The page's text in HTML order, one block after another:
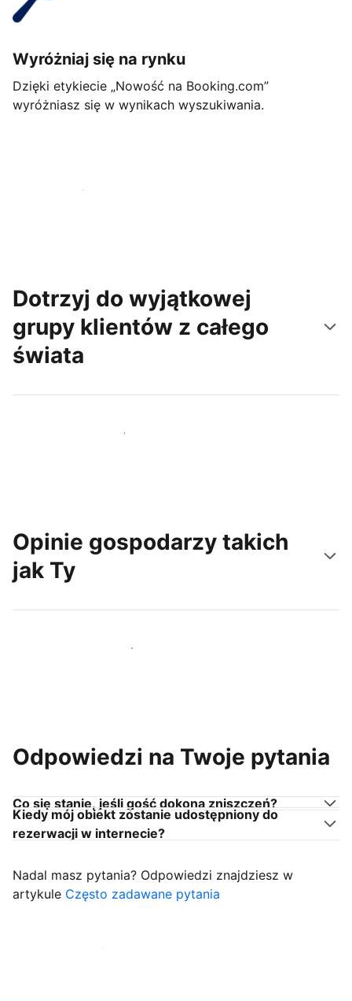
Wyróżniaj się na rynku
Dzięki etykiecie „Nowość na Booking.com”
wyróżniasz się w wynikach wyszukiwania.
Rozpocznij już dziś
Dotrzyj do wyjątkowej
grupy klientów z całego
świata
Dotrzyj do nowych gości już dziś
Opinie gospodarzy takich
jak Ty
Dołącz do gospodarzy takich jak Ty
Odpowiedzi na Twoje pytania
Co się stanie, jeśli gość dokona zniszczeń?
Kiedy mój obiekt zostanie udostępniony do
rezerwacji w internecie?
Nadal masz pytania? Odpowiedzi znajdziesz w
artykule Często zadawane pytania
Zacznij przyjmować gości